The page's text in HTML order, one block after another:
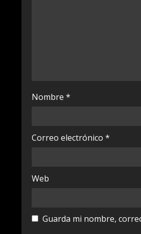
n
g
Nombre *
Correo electrónico *
Web
Guarda mi nombre,